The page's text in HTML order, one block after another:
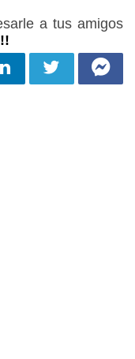
a tus amigos